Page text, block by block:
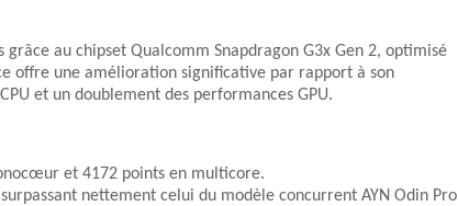
grâce au chipset Qualcomm Snapdragon G3x Gen 2, optimisé
offre une amélioration significative par rapport à son
et un doublement des performances GPU.
et 4172 points en multicore.
nettement celui du modèle concurrent AYN Odin Pro